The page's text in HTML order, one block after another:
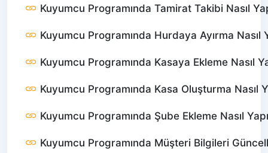
Kuyumcu Programında Tamirat Takibi Nasıl
Kuyumcu Programında Hurdaya Ayırma Nasıl
Kuyumcu Programında Kasaya Ekleme Nasıl
Kuyumcu Programında Kasa Oluşturma Nasıl
Kuyumcu Programında Şube Ekleme Nasıl
Kuyumcu Programında Müşteri Bilgileri